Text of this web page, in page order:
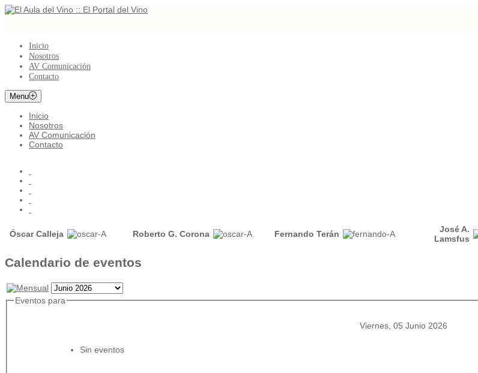
Inicio
Nosotros
AV Comunicación
Contacto
Menu
Inicio
Nosotros
AV Comunicación
Contacto
Óscar Calleja Roberto G. Corona Fernando Terán
José A.
Lamsfus
Calendario de eventos
Eventos para
Viernes, 05 Junio 2026
Sin eventos